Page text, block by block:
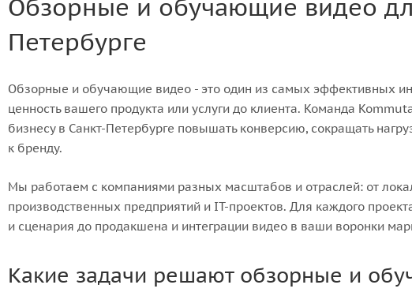
Обзорные и обучающие видео
Петербурге
Обзорные и обучающие видео - это один из самых эффективных
ценность вашего продукта или услуги до клиента. Команда
бизнесу в Санкт-Петербурге повышать конверсию, сокращать
к бренду.
Мы работаем с компаниями разных масштабов и отраслей: от
производственных предприятий и IT-проектов. Для каждого
и сценария до продакшена и интеграции видео в ваши воронки
Какие задачи решают обзорные и